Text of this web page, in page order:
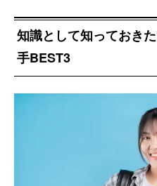
知識として知っておき
手BEST3